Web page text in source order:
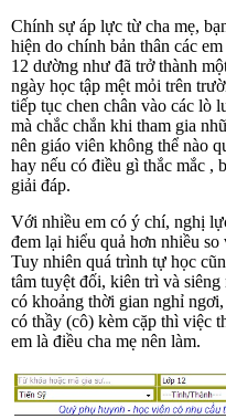
Chính sự áp lực từ cha mẹ,
hiện do chính bản thân các
12 dường như đã trở thành
ngày học tập mệt mỏi trên
tiếp tục chen chân vào các lò
mà chắc chắn khi tham gia
nên giáo viên không thể nào
hay nếu có điều gì thắc mắc ,
giải đáp.
Với nhiều em có ý chí, nghị
đem lại hiểu quả hơn nhiều
Tuy nhiên quá trình tự học
tâm tuyệt đối, kiên trì và
có khoảng thời gian nghỉ
có thầy (cô) kèm cặp thì việc
em là điều cha mẹ nên làm.